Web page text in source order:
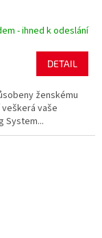
R
A
- ihned k odeslání
DETAIL
ženskému
vaše
System...